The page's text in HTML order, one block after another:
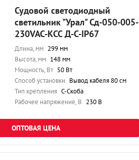
Судовой светодиодный
светильник "Урал" Сд-050-005-
230VAC-КСС Д-С-IP67
Длина, мм 299 мм
Высота, мм 148 мм
Мощность, Вт 50 Вт
Способ установки Вывод кабеля 80 см
Тип крепления С-Скоба
Рабочее напряжение, В 230 В
ОПТОВАЯ ЦЕНА